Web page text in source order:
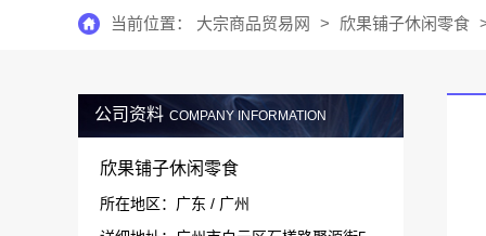
当前位置： 大宗商品贸易网 > 欣果铺子休闲零食
公司资料 COMPANY INFORMATION
欣果铺子休闲零食
所在地区：广东 / 广州